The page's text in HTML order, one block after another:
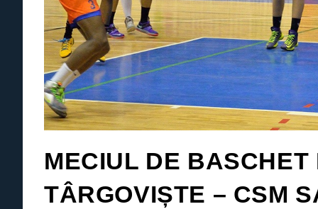
MECIUL DE BASCHET
TÂRGOVIȘTE – CSM